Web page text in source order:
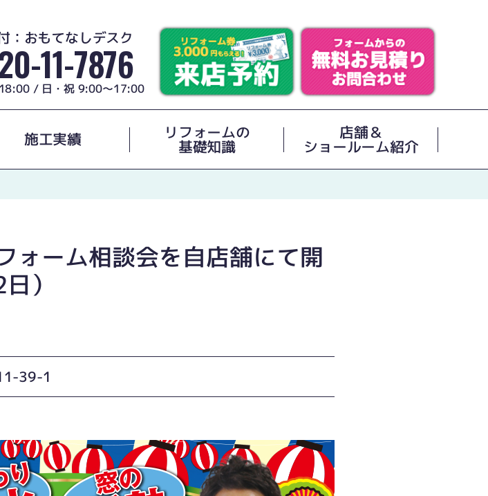
：おもてなしデスク
11-7876
/ 日・祝 9:00～17:00
施工実績 リフォームの
基礎知識
店舗＆
ショールーム紹介
ォーム相談会を自店舗にて開
）
39-1